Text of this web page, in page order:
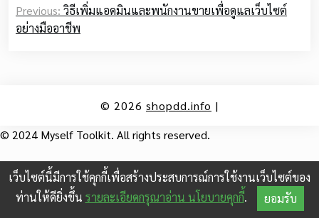
navigation
Previous: วิธีเพิ่มแอดมินและพนักงานขายเพื่อดูแลเว็บไซต์
อย่างมืออาชีพ
© 2026 shopdd.info |
© 2024 Myself Toolkit. All rights reserved.
เว็บไซต์นี้มีการใช้คุกกี้เพื่อสร้างประสบการณ์การใช้งานเว็บไซต์ของ
ท่านให้ดียิ่งขึ้น รายละเอียดกรุณาอ่าน นโยบายคุกกี้. ยอมรับ